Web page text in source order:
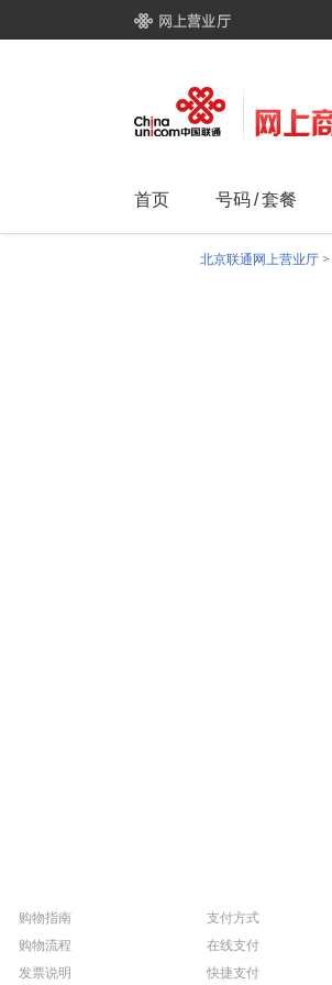
首页 号码/套餐
北京联通网上营业厅 >
购物指南
购物流程
发票说明
支付方式
在线支付
快捷支付